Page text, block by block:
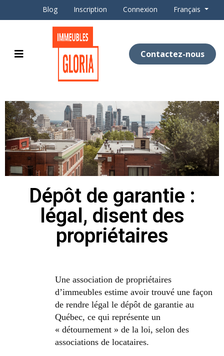
Blog Inscription Connexion Français
Contactez-nous
Dépôt de garantie :
légal, disent des
propriétaires
Une association de propriétaires
d’immeubles estime avoir trouvé une façon
de rendre légal le dépôt de garantie au
Québec, ce qui représente un
« détournement » de la loi, selon des
associations de locataires.